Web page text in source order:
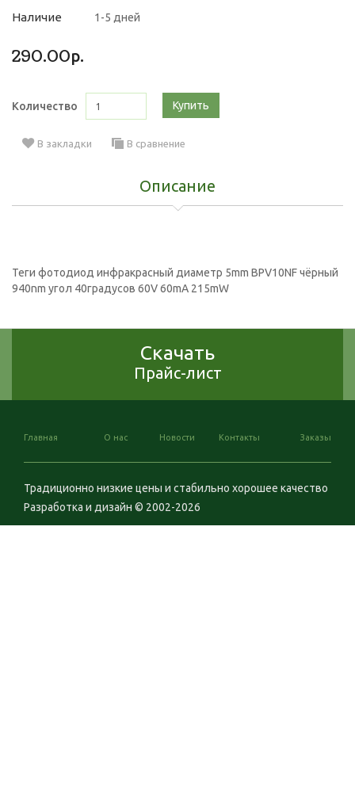
Наличие 1-5 дней
290.00р.
Количество Купить
В закладки В сравнение
Описание
Теги фотодиод инфракрасный диаметр 5mm BPV10NF чёрный
940nm угол 40градусов 60V 60mA 215mW
Скачать
Прайс-лист
Главная О нас Новости Контакты Заказы
Традиционно низкие цены и стабильно хорошее качество
Разработка и дизайн © 2002-2026